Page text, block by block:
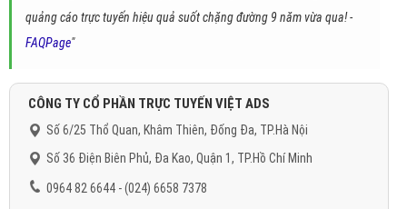
quảng cáo trực tuyến hiệu quả suốt chặng đường 9 năm vừa qua! -
FAQPage"
CÔNG TY CỔ PHẦN TRỰC TUYẾN VIỆT ADS
Số 6/25 Thổ Quan, Khâm Thiên, Đống Đa, TP.Hà Nội
Số 36 Điện Biên Phủ, Đa Kao, Quận 1, TP.Hồ Chí Minh
0964 82 6644 - (024) 6658 7378